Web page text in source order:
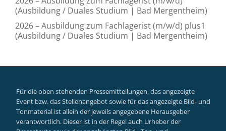
(Ausbildung / Duales Studium | Bad Mergentheim)
2026 – Ausbildung zum Fachlagerist (m/w/d) plus1
(Ausbildung / Duales Studium | Bad Mergentheim)
Für die oben stehenden Pressemitteilungen, das angezeigte
Event bzw. das Stellenangebot sowie für das angezeigte Bild- und
Tonmaterial ist allein der jeweils angegebene Herausgeber
verantwortlich. Dieser ist in der Regel auch Urheber der